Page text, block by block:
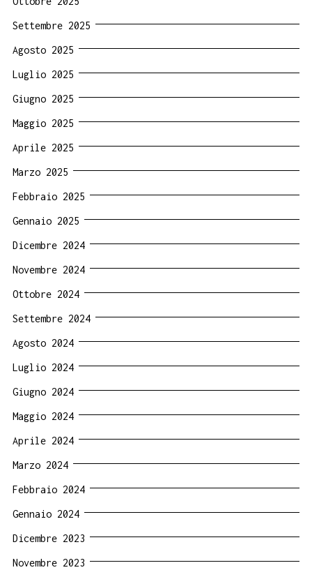
Settembre 2025
Agosto 2025
Luglio 2025
Giugno 2025
Maggio 2025
Aprile 2025
Marzo 2025
Febbraio 2025
Gennaio 2025
Dicembre 2024
Novembre 2024
Ottobre 2024
Settembre 2024
Agosto 2024
Luglio 2024
Giugno 2024
Maggio 2024
Aprile 2024
Marzo 2024
Febbraio 2024
Gennaio 2024
Dicembre 2023
Novembre 2023